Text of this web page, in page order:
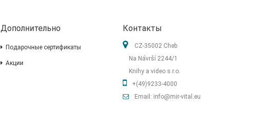
Дополнительно
Подарочные сертификаты
Акции
Контакты
CZ-35002 Cheb
Na Návrší 2244/1
Knihy a video s.r.o.
+(49)9233-4000
Email: info@mir-vital.eu